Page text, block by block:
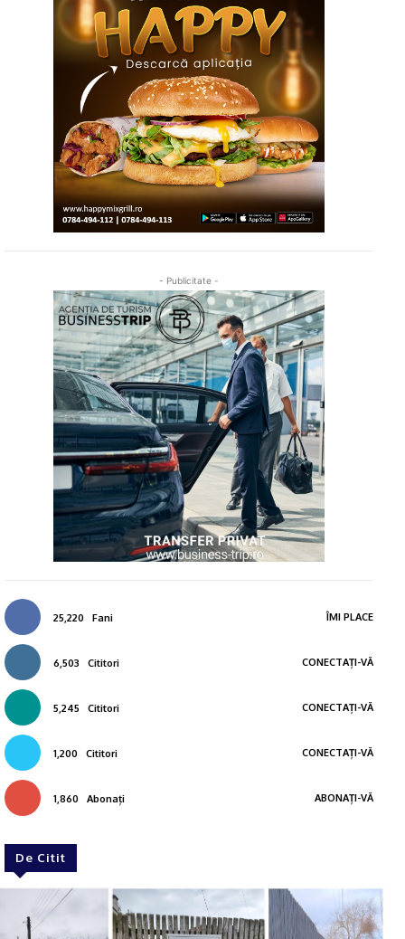
- Publicitate -
25,220 Fani ÎMI PLACE
6,503 Cititori CONECTAȚI-VĂ
5,245 Cititori CONECTAȚI-VĂ
1,200 Cititori CONECTAȚI-VĂ
1,860 Abonați ABONAȚI-VĂ
De Citit